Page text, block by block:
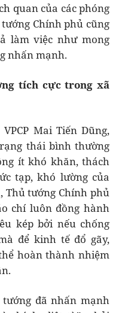
quan của các phóng
Chính phủ cũng
làm việc như mong
nhấn mạnh.
tích cực trong xã
Mai Tiến Dũng,
thái bình thường
ít khó khăn, thách
tạp, khó lường của
Thủ tướng Chính phủ
chí luôn đồng hành
kép bởi nếu chống
để kinh tế đổ gãy,
hoàn thành nhiệm
đã nhấn mạnh